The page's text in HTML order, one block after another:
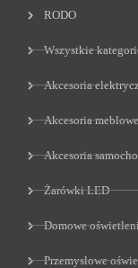
RODO
Wszystkie
Akcesoria
Akcesoria meblowe
Akcesoria
Żarówki LED
Domowe
Przemysłowe